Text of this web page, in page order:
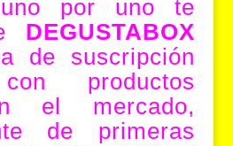
uno por uno te
DEGUSTABOX
de suscripción
productos
el mercado,
de primeras